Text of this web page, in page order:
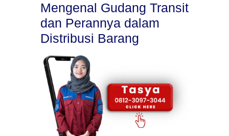
Mengenal Gudang Transit
dan Perannya dalam
Distribusi Barang